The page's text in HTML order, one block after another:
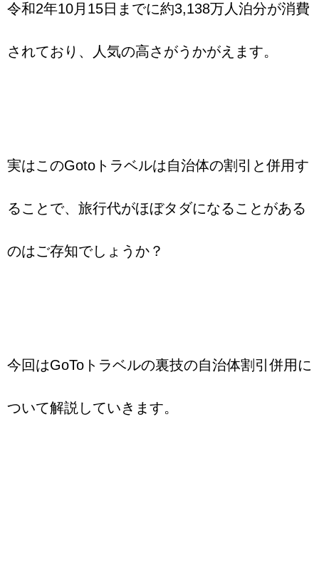
令和2年10月15日までに約3,138万人泊分が消費
されており、人気の高さがうかがえます。
実はこのGotoトラベルは自治体の割引と併用す
ることで、旅行代がほぼタダになることがある
のはご存知でしょうか？
今回はGoToトラベルの裏技の自治体割引併用に
ついて解説していきます。